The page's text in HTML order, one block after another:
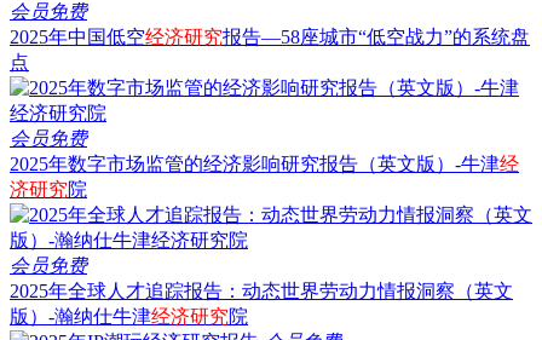
会员免费
2025年中国低空经济研究报告—58座城市“低空战力”的系统盘
点
会员免费
2025年数字市场监管的经济影响研究报告（英文版）-牛津经
济研究院
会员免费
2025年全球人才追踪报告：动态世界劳动力情报洞察（英文
版）-瀚纳仕牛津经济研究院